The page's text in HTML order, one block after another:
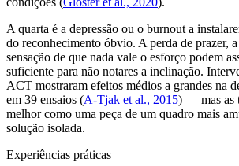
A quarta é a depressão ou o burnout a
do reconhecimento óbvio. A perda de prazer,
sensação de que nada vale o esforço podem
suficiente para não notares a inclinação.
ACT mostraram efeitos médios a grandes na
em 39 ensaios (A-Tjak et al., 2015) — mas as
melhor como uma peça de um quadro mais
solução isolada.
Experiências práticas